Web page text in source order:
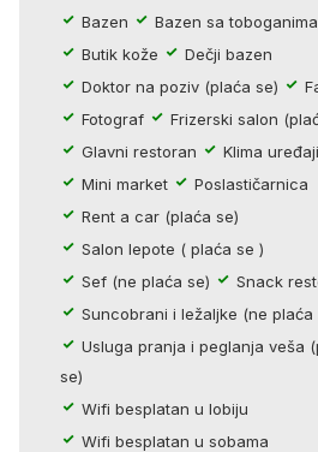
Bazen
Bazen sa toboganima
Butik kože
Dečji bazen
Doktor na poziv (plaća se)
Fotograf
Frizerski salon
Glavni restoran
Klima uređaji
Mini market
Poslastičarnica
Rent a car (plaća se)
Salon lepote ( plaća se )
Sef (ne plaća se)
Snack
Suncobrani i ležaljke (ne plaća
Usluga pranja i peglanja veša
se)
Wifi besplatan u lobiju
Wifi besplatan u sobama